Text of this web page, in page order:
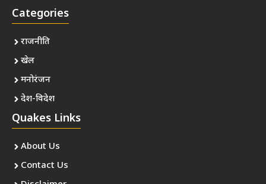
Categories
राजनीति
खेल
मनोरंजन
देश-विदेश
Quakes Links
About Us
Contact Us